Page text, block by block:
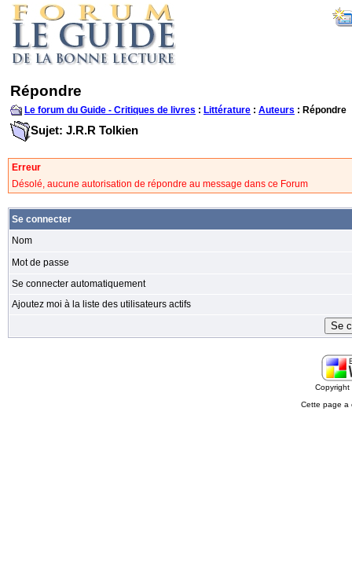
Répondre
Le forum du Guide - Critiques de livres : Littérature : Auteurs : Répondre
Sujet: J.R.R Tolkien
Erreur
Désolé, aucune autorisation de répondre au message dans ce Forum
Se connecter
Nom
Mot de passe
Se connecter automatiquement
Ajoutez moi à la liste des utilisateurs actifs
Cette page a